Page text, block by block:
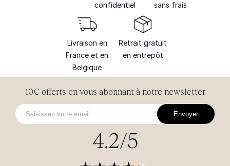
confidentiel
sans frais
Livraison en
France et en
Belgique
Retrait gratuit
en entrepôt
10€ offerts en vous abonnant à notre newsletter
Envoyer
4.2/5